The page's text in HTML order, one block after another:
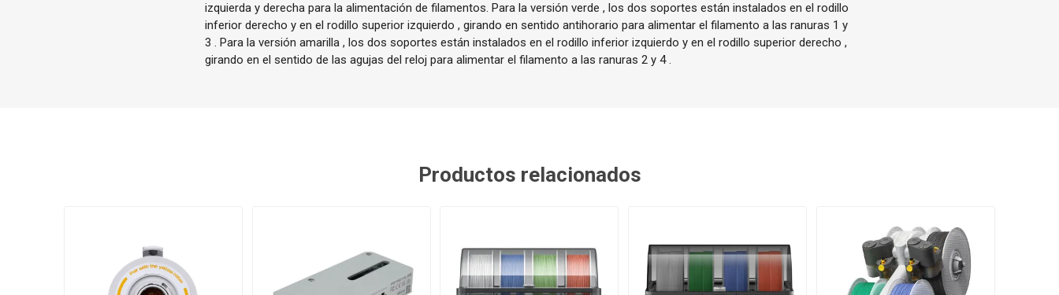
izquierda y derecha para la alimentación de filamentos. Para la versión verde , los dos soportes están instalados en el rodillo
inferior derecho y en el rodillo superior izquierdo , girando en sentido antihorario para alimentar el filamento a las ranuras 1 y
3 . Para la versión amarilla , los dos soportes están instalados en el rodillo inferior izquierdo y en el rodillo superior derecho ,
girando en el sentido de las agujas del reloj para alimentar el filamento a las ranuras 2 y 4 .
Productos relacionados